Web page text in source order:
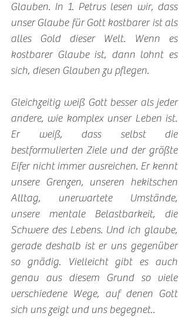
Glauben. In 1. Petrus lesen wir, dass
unser Glaube für Gott kostbarer ist als
alles Gold dieser Welt. Wenn es
kostbarer Glaube ist, dann lohnt es
sich, diesen Glauben zu pflegen.
Gleichzeitig weiß Gott besser als jeder
andere, wie komplex unser Leben ist.
Er weiß, dass selbst die
bestformulierten Ziele und der größte
Eifer nicht immer ausreichen. Er kennt
unsere Grenzen, unseren hekitschen
Alltag, unerwartete Umstände,
unsere mentale Belastbarkeit, die
Schwere des Lebens. Und ich glaube,
gerade deshalb ist er uns gegenüber
so gnädig. Vielleicht gibt es auch
genau aus diesem Grund so viele
verschiedene Wege, auf denen Gott
sich uns zeigt und uns begegnet..